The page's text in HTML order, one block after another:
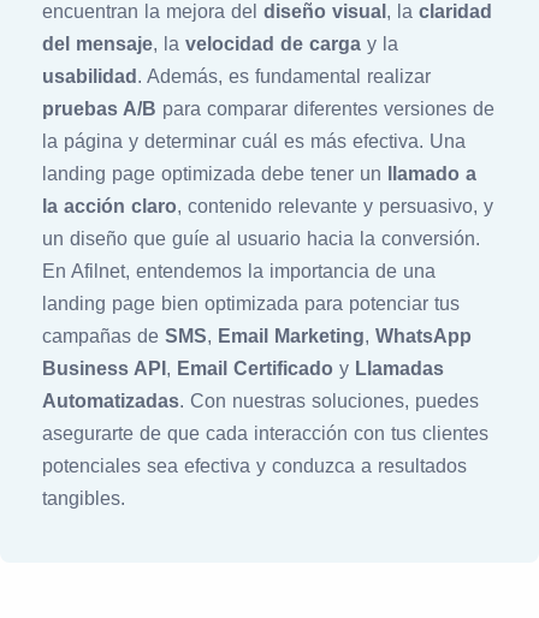
encuentran la mejora del diseño visual , la claridad
del mensaje, la velocidad de carga y la
usabilidad . Además, es fundamental realizar
pruebas A/B para comparar diferentes versiones de
la página y determinar cuál es más efectiva. Una
landing page optimizada debe tener un
llamado a
la acción claro, contenido relevante y persuasivo, y
un diseño que guíe al usuario hacia la conversión.
En Afilnet, entendemos la importancia de una
landing page bien optimizada para potenciar tus
campañas de SMS, Email Marketing, WhatsApp
Business API , Email Certificado y Llamadas
Automatizadas. Con nuestras soluciones, puedes
asegurarte de que cada interacción con tus clientes
potenciales sea efectiva y conduzca a resultados
tangibles.